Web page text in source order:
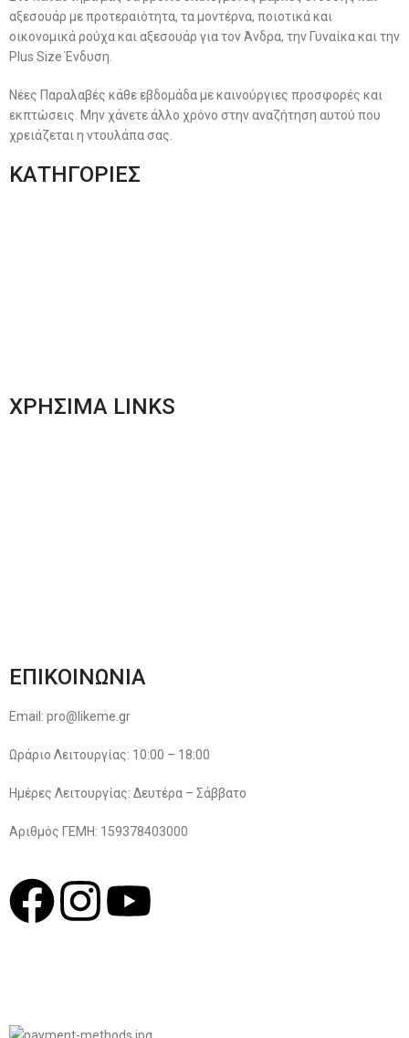
αξεσουάρ με προτεραιότητα, τα μοντέρνα, ποιοτικά και
οικονομικά ρούχα και αξεσουάρ για τον Άνδρα, την Γυναίκα και την
Plus Size Ένδυση.
Νέες Παραλαβές κάθε εβδομάδα με καινούργιες προσφορές και
εκπτώσεις. Μην χάνετε άλλο χρόνο στην αναζήτηση αυτού που
χρειάζεται η ντουλάπα σας.
ΚΑΤΗΓΟΡΙΕΣ
ΧΡΗΣΙΜΑ LINKS
ΕΠΙΚΟΙΝΩΝΙΑ
Email: pro@likeme.gr
Ωράριο Λειτουργίας: 10:00 – 18:00
Ημέρες Λειτουργίας: Δευτέρα – Σάββατο
Αριθμός ΓΕΜΗ: 159378403000